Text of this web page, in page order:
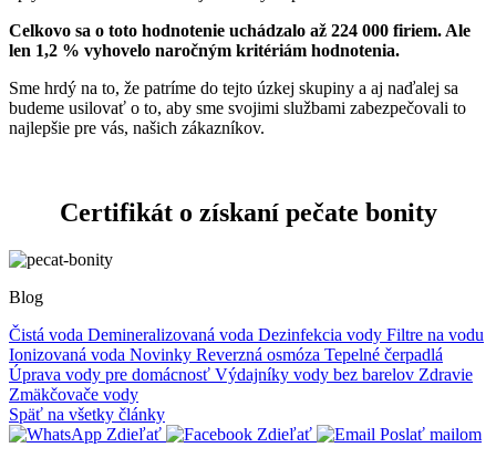
Celkovo sa o toto hodnotenie uchádzalo až 224 000 firiem. Ale
len 1,2 % vyhovelo naročným kritériám hodnotenia.
Sme hrdý na to, že patríme do tejto úzkej skupiny a aj naďalej sa
budeme usilovať o to, aby sme svojimi službami zabezpečovali to
najlepšie pre vás, našich zákazníkov.
Certifikát o získaní pečate bonity
Blog
Čistá voda Demineralizovaná voda Dezinfekcia vody Filtre na vodu
Ionizovaná voda Novinky Reverzná osmóza Tepelné čerpadlá
Úprava vody pre domácnosť Výdajníky vody bez barelov Zdravie
Zmäkčovače vody
Späť na všetky články
Zdieľať
Zdieľať
Poslať mailom